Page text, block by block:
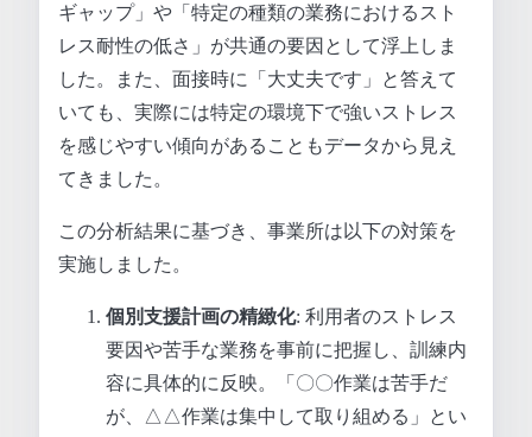
ギャップ」や「特定の種類の業務におけるスト
レス耐性の低さ」が共通の要因として浮上しま
した。また、面接時に「大丈夫です」と答えて
いても、実際には特定の環境下で強いストレス
を感じやすい傾向があることもデータから見え
てきました。
この分析結果に基づき、事業所は以下の対策を
実施しました。
個別支援計画の精緻化: 利用者のストレス
要因や苦手な業務を事前に把握し、訓練内
容に具体的に反映。「〇〇作業は苦手だ
が、△△作業は集中して取り組める」とい